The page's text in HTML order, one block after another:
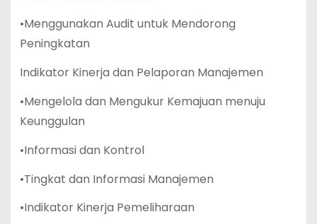
•Menggunakan Audit untuk Mendorong
Peningkatan
Indikator Kinerja dan Pelaporan Manajemen
•Mengelola dan Mengukur Kemajuan menuju
Keunggulan
•Informasi dan Kontrol
•Tingkat dan Informasi Manajemen
•Indikator Kinerja Pemeliharaan